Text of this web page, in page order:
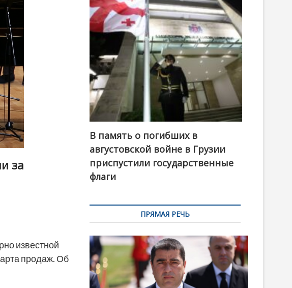
o
n
за
известной
продаж. Об
В память о погибших в
августовской войне в Грузии
приспустили государственные
флаги
ПРЯМАЯ РЕЧЬ